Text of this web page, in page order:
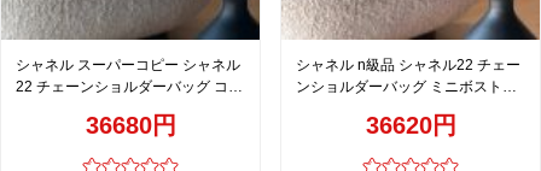
シャネル スーパーコピー シャネル
22 チェーンショルダーバッグ コン
36680円
シャネル n級品 シャネル22 チェー
ンショルダーバッグ ミニボストン
36620円